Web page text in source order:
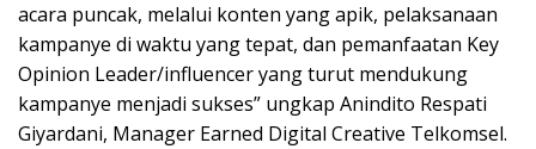
acara puncak, melalui konten yang apik, pelaksanaan
kampanye di waktu yang tepat, dan pemanfaatan Key
Opinion Leader/influencer yang turut mendukung
kampanye menjadi sukses” ungkap Anindito Respati
Giyardani, Manager Earned Digital Creative Telkomsel.